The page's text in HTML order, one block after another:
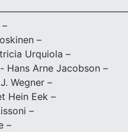
–
Urquiola –
Hans Arne Jacobson –
Wegner –
Hein Eek –
–
–